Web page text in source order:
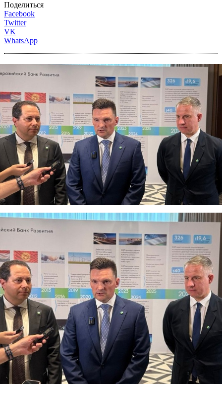
Поделиться
Facebook
Twitter
VK
WhatsApp